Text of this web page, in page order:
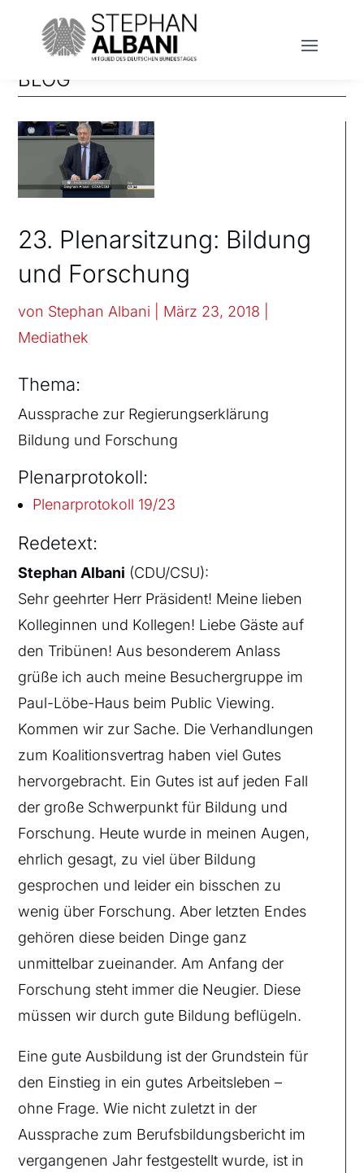
BLOG
23. Plenarsitzung: Bildung
und Forschung
von Stephan Albani März 23, 2018
Mediathek
Thema:
Aussprache zur Regierungserklärung
Bildung und Forschung
Plenarprotokoll:
Plenarprotokoll 19/23
Redetext:
Stephan Albani (CDU/CSU):
Sehr geehrter Herr Präsident! Meine lieben
Kolleginnen und Kollegen! Liebe Gäste auf
den Tribünen! Aus besonderem Anlass
grüße ich auch meine Besuchergruppe im
Paul-Löbe-Haus beim Public Viewing.
Kommen wir zur Sache. Die Verhandlungen
zum Koalitionsvertrag haben viel Gutes
hervorgebracht. Ein Gutes ist auf jeden Fall
der große Schwerpunkt für Bildung und
Forschung. Heute wurde in meinen Augen,
ehrlich gesagt, zu viel über Bildung
gesprochen und leider ein bisschen zu
wenig über Forschung. Aber letzten Endes
gehören diese beiden Dinge ganz
unmittelbar zueinander. Am Anfang der
Forschung steht immer die Neugier. Diese
müssen wir durch gute Bildung beflügeln.
Eine gute Ausbildung ist der Grundstein für
den Einstieg in ein gutes Arbeitsleben –
ohne Frage. Wie nicht zuletzt in der
Aussprache zum Berufsbildungsbericht im
vergangenen Jahr festgestellt wurde, ist in